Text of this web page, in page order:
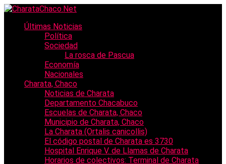
Últimas Noticias
Política
Sociedad
La rosca de Pascua
Economía
Nacionales
Charata, Chaco
Noticias de Charata
Departamento Chacabuco
Escuelas de Charata, Chaco
Municipio de Charata, Chaco
La Charata (Ortalis canicollis)
El código postal de Charata es 3730
Hospital Enrique V. de Llamas de Charata
Horarios de colectivos: Terminal de Charata